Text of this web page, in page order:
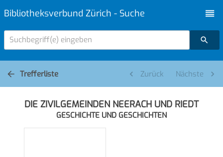
Bibliotheksverbund Zürich - Suche
Suchbegriff(e) eingeben
Trefferliste Zurück Nächste
DIE ZIVILGEMEINDEN NEERACH UND RIEDT
GESCHICHTE UND GESCHICHTEN